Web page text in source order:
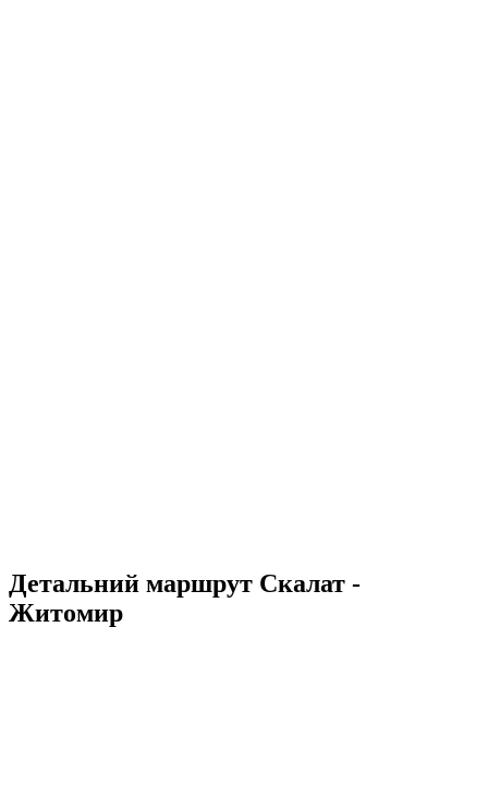
Детальний маршрут Скалат -
Житомир